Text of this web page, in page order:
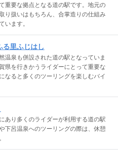
重要な拠点となる道の駅です。地元の
り扱いはもちろん、合掌造りの仕組み
います。
る里ふじはし
温泉も併設された道の駅となっていま
県を行きかうライダーにとって重要な
なると多くのツーリングを楽しむバイ
あり多くのライダーが利用する道の駅
下呂温泉へのツーリングの際は、休憩